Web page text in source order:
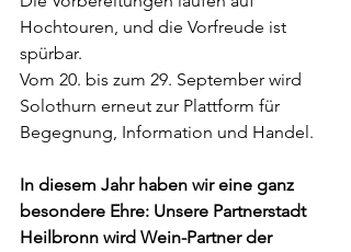
Hochtouren, und die Vorfreude ist
spürbar.
Vom 20. bis zum 29. September wird
Solothurn erneut zur Plattform für
Begegnung, Information und Handel.
In diesem Jahr haben wir eine ganz
besondere Ehre: Unsere Partnerstadt
Heilbronn wird Wein-Partner der